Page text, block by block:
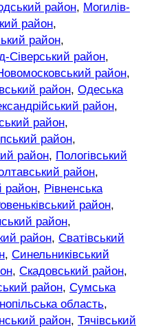
район, Могилів-
район,
район,
Сіверський район,
район,
район, Одеська
район,
район,
район,
район, Пологівський
район,
район, Рівненська
район,
район,
район, Сватівський
, Синельниківський
, Скадовський район,
район, Сумська
область,
район, Тячівський